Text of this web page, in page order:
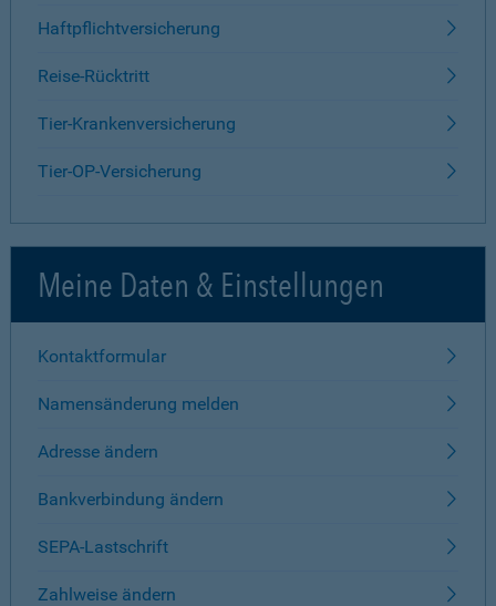
Haftpflichtversicherung
Reise-Rücktritt
Tier-Krankenversicherung
Tier-OP-Versicherung
Meine Daten & Einstellungen
Kontaktformular
Namensänderung melden
Adresse ändern
Bankverbindung ändern
SEPA-Lastschrift
Zahlweise ändern